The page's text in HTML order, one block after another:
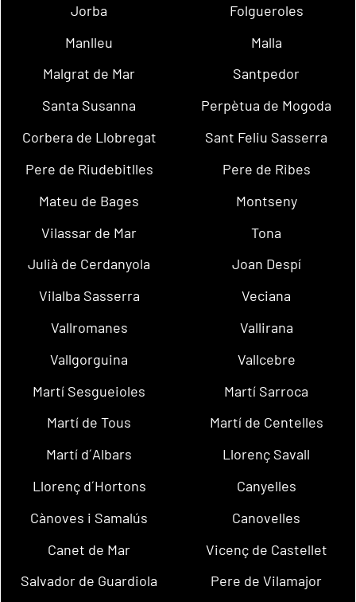
Jorba
Folgueroles
Manlleu
Malla
Malgrat de Mar
Santpedor
Santa Susanna
Perpètua de Mogoda
Corbera de Llobregat
Sant Feliu Sasserra
Pere de Riudebitlles
Pere de Ribes
Mateu de Bages
Montseny
Vilassar de Mar
Tona
Julià de Cerdanyola
Joan Despí
Vilalba Sasserra
Veciana
Vallromanes
Vallirana
Vallgorguina
Vallcebre
Martí Sesgueioles
Martí Sarroca
Martí de Tous
Martí de Centelles
Martí d´Albars
Llorenç Savall
Llorenç d´Hortons
Canyelles
Cànoves i Samalús
Canovelles
Canet de Mar
Vicenç de Castellet
Salvador de Guardiola
Pere de Vilamajor